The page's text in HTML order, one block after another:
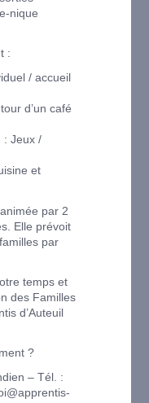
nique
:
/ accueil
d’un café
: Jeux /
et
par 2
Elle prévoit
par
temps et
des Familles
d’Auteuil
?
– Tél. :